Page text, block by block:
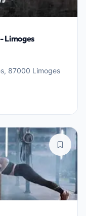
Limoges
87000 Limoges